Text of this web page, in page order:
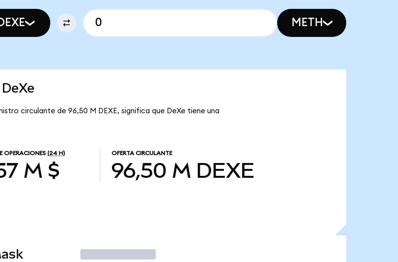
METH
circulante de 96,50 M DEXE, significa que DeXe tiene una
OPERACIONES (24 H)
M $
OFERTA CIRCULANTE
96,50 M DEXE
Operar